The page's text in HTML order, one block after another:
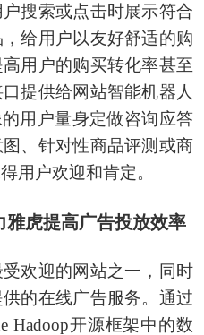
搜索或点击时展示符合
给用户以友好舒适的购
用户的购买转化率甚至
提供给网站智能机器人
用户量身定做咨询应答
、针对性商品评测或商
用户欢迎和肯定。
雅虎提高广告投放效率
欢迎的网站之一，同时
的在线广告服务。通过
Hadoop开源框架中的数